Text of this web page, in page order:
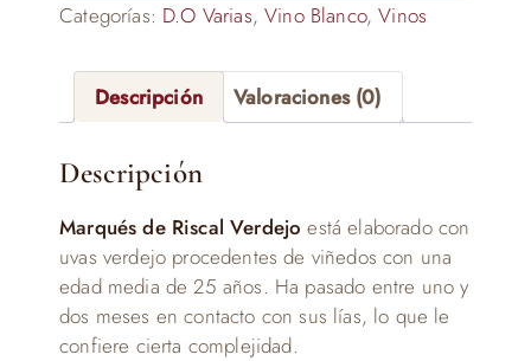
Categorías: D.O Varias,Vino Blanco,Vinos
Descripción Valoraciones (0)
Descripción
Marqués de Riscal Verdejoestá elaborado con
uvas verdejo procedentes de viñedos con una
edad media de 25 años. Ha pasado entre uno y
dos meses en contacto con sus lías, lo que le
confiere cierta complejidad.